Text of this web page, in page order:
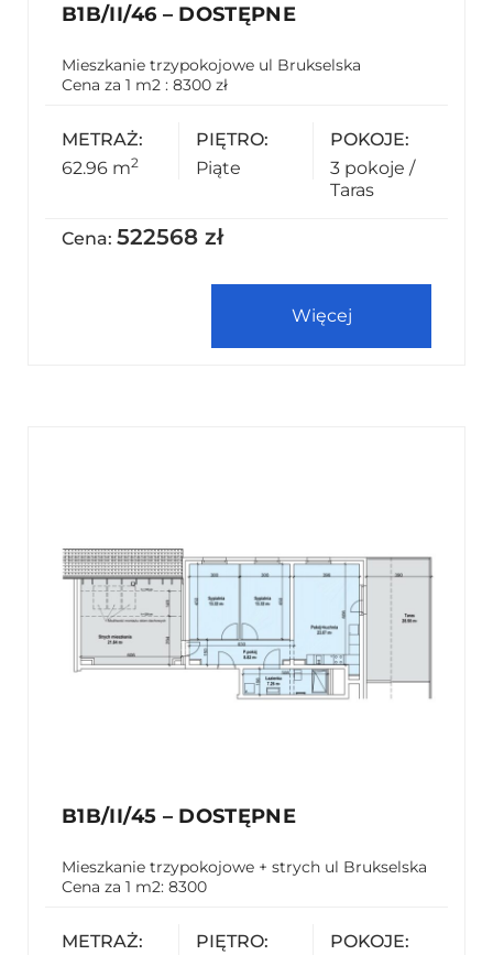
B1B/II/46 – DOSTĘPNE
Mieszkanie trzypokojowe ul Brukselska
Cena za 1 m2 : 8300 zł
METRAŻ:
62.96 m2
PIĘTRO:
Piąte
POKOJE:
3 pokoje /
Taras
Cena: 522568 zł
Więcej
B1B/II/45 – DOSTĘPNE
Mieszkanie trzypokojowe + strych ul Brukselska
Cena za 1 m2: 8300
METRAŻ:
PIĘTRO:
POKOJE: